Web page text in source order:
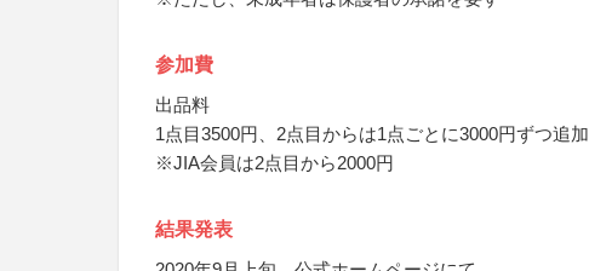
参加費
出品料
1点目3500円、2点目からは1点ごとに3000円ずつ追加
※JIA会員は2点目から2000円
結果発表